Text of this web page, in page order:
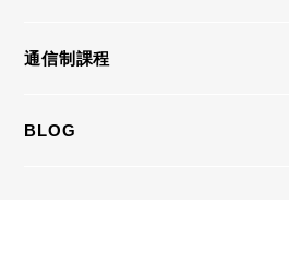
通信制課程
BLOG